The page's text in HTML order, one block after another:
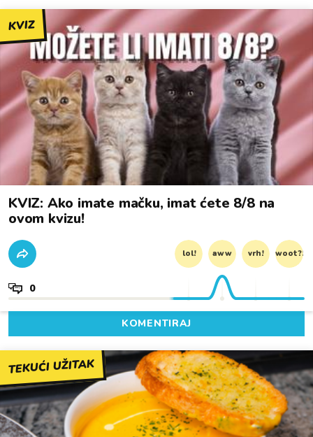
KVIZ
KVIZ: Ako imate mačku, imat ćete 8/8 na
ovom kvizu!
lol! aww vrh! woot?!
0
KOMENTIRAJ
TEKUĆI UŽITAK